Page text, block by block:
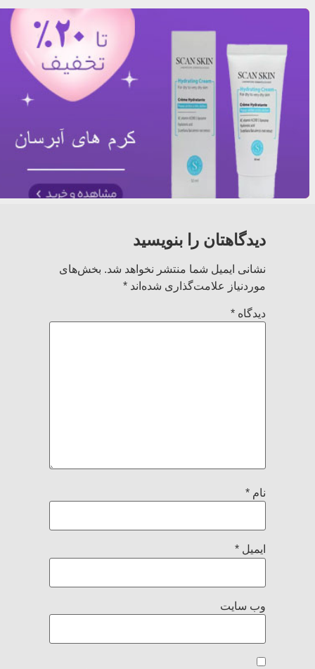
دیدگاهتان را بنویسید
نشانی ایمیل شما منتشر نخواهد شد. بخش‌های
موردنیاز علامت‌گذاری شده‌اند *
دیدگاه*
نام*
ایمیل*
وب‌ سایت